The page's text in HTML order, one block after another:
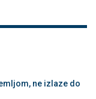
ne izlaze do